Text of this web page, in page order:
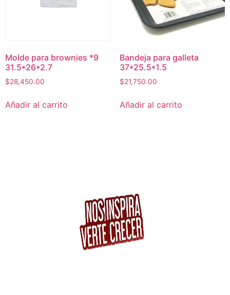
Molde para brownies *9
31.5*26*2.7
$28,450.00
Añadir al carrito
Bandeja para galleta
37*25.5*1.5
$21,750.00
Añadir al carrito